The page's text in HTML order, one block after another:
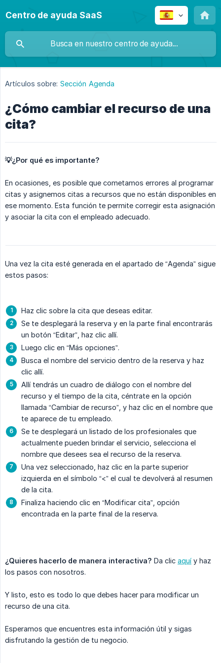
Centro de ayuda SaaS
Artículos sobre: Sección Agenda
¿Cómo cambiar el recurso de una
cita?
💡¿Por qué es importante?
En ocasiones, es posible que cometamos errores al programar
citas y asignemos citas a recursos que no están disponibles en
ese momento. Esta función te permite corregir esta asignación
y asociar la cita con el empleado adecuado.
Una vez la cita esté generada en el apartado de “Agenda” sigue
estos pasos:
Haz clic sobre la cita que deseas editar.
Se te desplegará la reserva y en la parte final encontrarás
un botón “Editar”, haz clic allí.
Luego clic en “Más opciones”.
Busca el nombre del servicio dentro de la reserva y haz
clic allí.
Allí tendrás un cuadro de diálogo con el nombre del
recurso y el tiempo de la cita, céntrate en la opción
llamada “Cambiar de recurso”, y haz clic en el nombre que
te aparece de tu empleado.
Se te desplegará un listado de los profesionales que
actualmente pueden brindar el servicio, selecciona el
nombre que desees sea el recurso de la reserva.
Una vez seleccionado, haz clic en la parte superior
izquierda en el símbolo “<” el cual te devolverá al resumen
de la cita.
Finaliza haciendo clic en “Modificar cita”, opción
encontrada en la parte final de la reserva.
¿Quieres hacerlo de manera interactiva? Da clic aquí y haz
los pasos con nosotros.
Y listo, esto es todo lo que debes hacer para modificar un
recurso de una cita.
Esperamos que encuentres esta información útil y sigas
disfrutando la gestión de tu negocio.